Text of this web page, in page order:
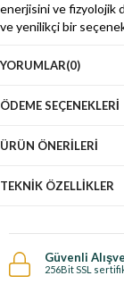
enerjisini ve fizyolojik
ve yenilikçi bir
YORUMLAR(0)
ÖDEME SEÇENEKLERI
ÜRÜN ÖNERILERI
TEKNIK ÖZELLIKLER
Güvenli
256Bit SSL